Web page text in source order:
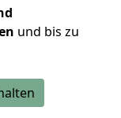
und bis zu